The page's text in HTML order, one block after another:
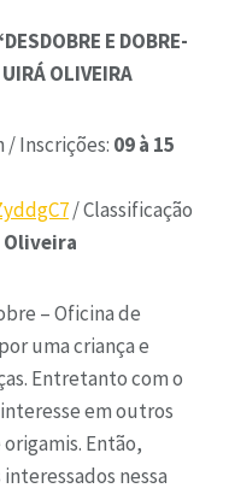
E DOBRE-
OLIVEIRA
/Inscrições: 09 à 15
/Classificação
Oliveira
– Oficina de
uma criança e
Entretanto com o
em outros
Então,
nessa